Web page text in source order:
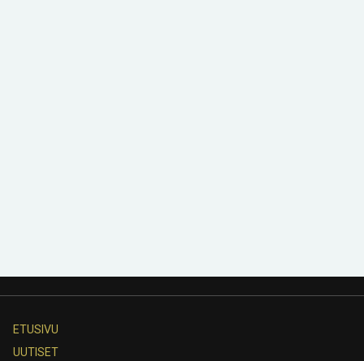
ETUSIVU
UUTISET